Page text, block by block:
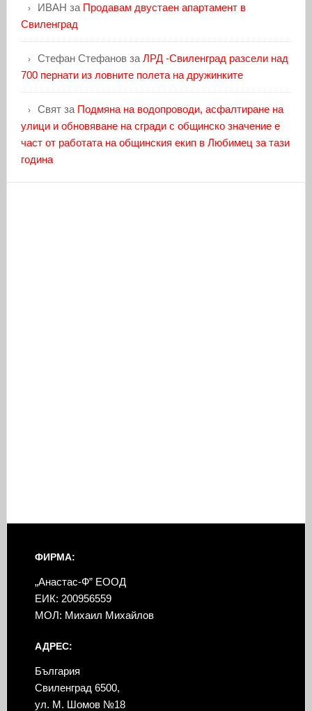
ИВАН за Продавам двустаен апартамент в
Свиленград
Стефан Стефановза ЛРД -Свиленград разсели над
700 пернати из ловните полета на дружинките
Святза Подмяна на водопроводи, асфалтиране на
улици и обновяване на сгради с общинско значение е
част от работата на общинския екип в Любимец за тази
година
ФИРМА:
„Анастас-Ф” ЕООД
ЕИК: 200956559
МОЛ: Михаил Михайлов
АДРЕС:
България
Свиленград 6500,
ул. М. Шомов №18